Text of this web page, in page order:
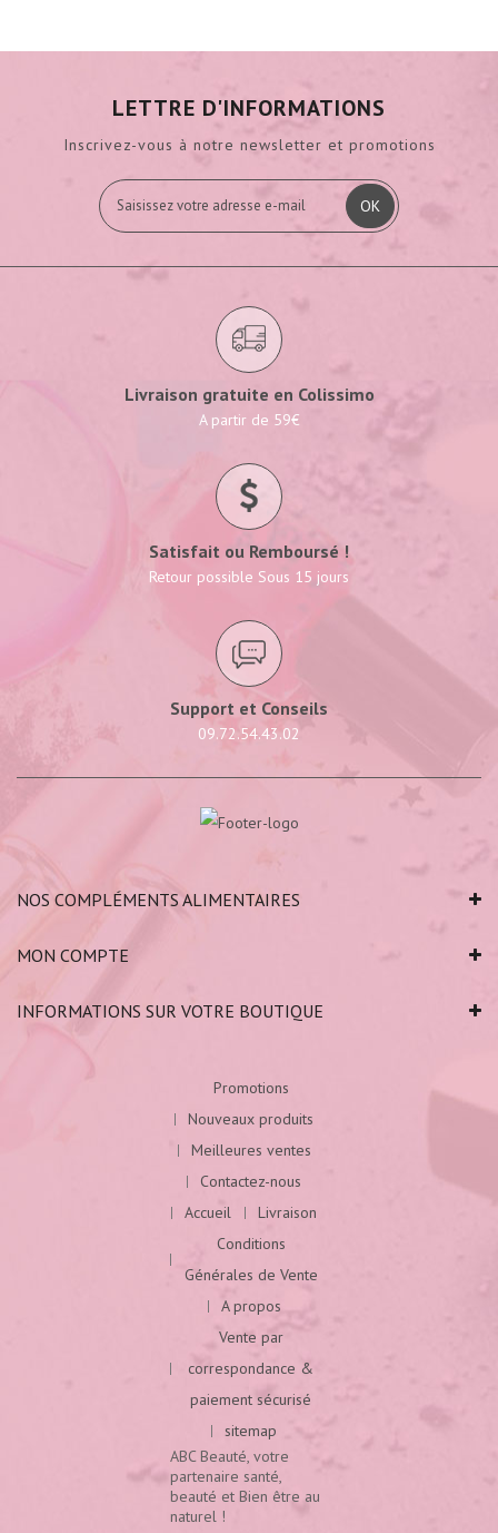
LETTRE D'INFORMATIONS
Inscrivez-vous à notre newsletter et promotions
OK
Livraison gratuite en Colissimo
A partir de 59€
Satisfait ou Remboursé !
Retour possible Sous 15 jours
Support et Conseils
09.72.54.43.02
NOS COMPLÉMENTS ALIMENTAIRES
MON COMPTE
INFORMATIONS SUR VOTRE BOUTIQUE
Promotions
Nouveaux produits
Meilleures ventes
Contactez-nous
Accueil
Livraison
Conditions
Générales de Vente
A propos
Vente par
correspondance &
paiement sécurisé
sitemap
ABC Beauté, votre
partenaire santé,
beauté et Bien être au
naturel !